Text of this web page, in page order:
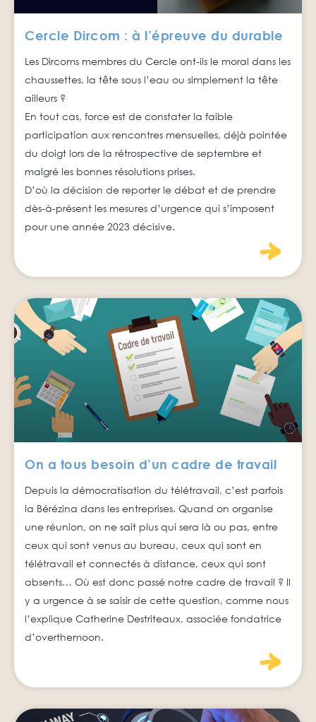
Cercle Dircom : à l’épreuve du durable
Les Dircoms membres du Cercle ont-ils le moral dans les
chaussettes, la tête sous l’eau ou simplement la tête
ailleurs ?
En tout cas, force est de constater la faible
participation aux rencontres mensuelles, déjà pointée
du doigt lors de la rétrospective de septembre et
malgré les bonnes résolutions prises.
D’où la décision de reporter le débat et de prendre
dès-à-présent les mesures d’urgence qui s’imposent
pour une année 2023 décisive.
On a tous besoin d’un cadre de travail
Depuis la démocratisation du télétravail, c’est parfois
la Bérézina dans les entreprises. Quand on organise
une réunion, on ne sait plus qui sera là ou pas, entre
ceux qui sont venus au bureau, ceux qui sont en
télétravail et connectés à distance, ceux qui sont
absents… Où est donc passé notre cadre de travail ? Il
y a urgence à se saisir de cette question, comme nous
l’explique Catherine Destriteaux, associée fondatrice
d’overthemoon.